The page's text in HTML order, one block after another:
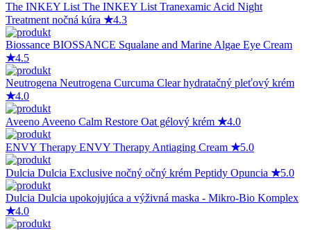
The INKEY List The INKEY List Tranexamic Acid Night
Treatment nočná kúra ★4.3
Biossance BIOSSANCE Squalane and Marine Algae Eye Cream
★4.5
Neutrogena Neutrogena Curcuma Clear hydratačný pleťový krém
★4.0
Aveeno Aveeno Calm Restore Oat gélový krém ★4.0
ENVY Therapy ENVY Therapy Antiaging Cream ★5.0
Dulcia Dulcia Exclusive nočný očný krém Peptidy Opuncia ★5.0
Dulcia Dulcia upokojujúca a výživná maska - Mikro-Bio Komplex
★4.0